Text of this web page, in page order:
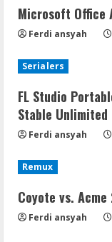
Microsoft
Ferdi ansyah
Serialers
FL Studio
Stable Unlimited
Ferdi ansyah
Remux
Coyote vs.
Ferdi ansyah